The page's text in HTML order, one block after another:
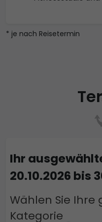
* je nach Reisetermin
Ihr
20.10.2026 bis
Wählen Sie Ihre
Kategorie